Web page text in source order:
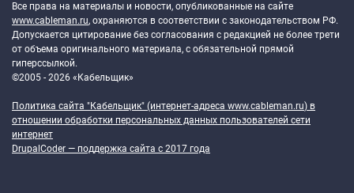
Все права на материалы и новости, опубликованные на сайте
www.cableman.ru, охраняются в соответствии с законодательством РФ.
Допускается цитирование без согласования с редакцией не более трети
от объема оригинального материала, с обязательной прямой
гиперссылкой.
©2005 - 2026 «Кабельщик»
Политика сайта "Кабельщик" (интернет-адреса www.cableman.ru) в
отношении обработки персональных данных пользователей сети
интернет
DrupalCoder — поддержка сайта c 2017 года